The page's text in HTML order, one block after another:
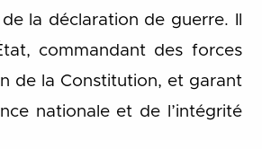
la déclaration de guerre. Il
commandant des forces
de la Constitution, et garant
nationale et de l’intégrité